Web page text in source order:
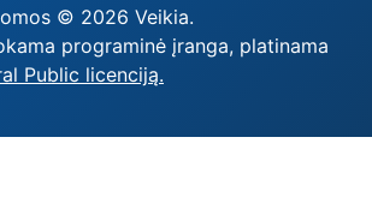
© 2026 Veikia.
programinė įranga, platinama
Public licenciją.